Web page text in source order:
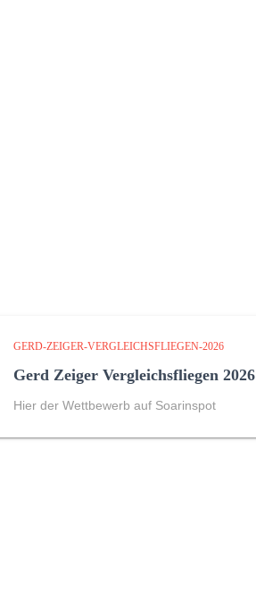
GERD-ZEIGER-VERGLEICHSFLIEGEN-2026
Gerd Zeiger Vergleichsfliegen 2026
Hier der Wettbewerb auf Soarinspot